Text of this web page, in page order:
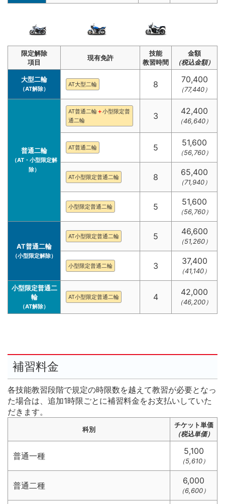
限定解除
項目
現有免許
技能
教習時間
金額
（税込金額）
大型二輪
（AT解除）
AT大型二輪 8 70,400
（77,440）
普通二輪
（AT・小型限定解
除）
AT普通二輪＋小型限定普
通二輪
3 42,400
（46,640）
AT普通二輪 5 51,600
（56,760）
AT小型限定普通二輪 8 65,400
（71,940）
小型限定普通二輪 5 51,600
（56,760）
AT普通二輪
（小型限定解除）
AT小型限定普通二輪 5 46,600
（51,260）
小型限定普通二輪 3 37,400
（41,140）
小型限定普通二
輪
（AT解除）
AT小型限定普通二輪 4 42,000
（46,200）
補習料金
各技能教習段階で規定の時限数を越えて教習が必要となっ
た場合は、追加1時限ごとに補習料金をお支払いしていた
だきます。
科別
チケット単価
（税込単価）
普通一種 5,100
（5,610）
普通二種 6,000
（6,600）